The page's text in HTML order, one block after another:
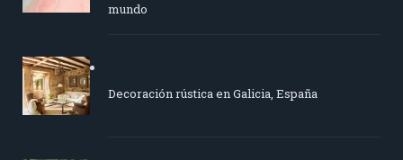
mundo
Decoración rústica en Galicia, España